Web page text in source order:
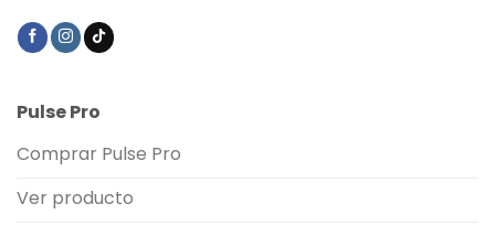
Pulse Pro
Comprar Pulse Pro
Ver producto